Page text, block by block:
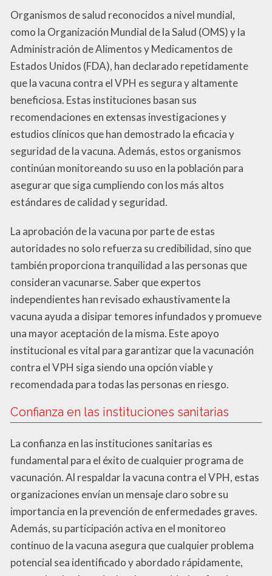
Organismos de salud reconocidos a nivel mundial,
como la Organización Mundial de la Salud (OMS) y la
Administración de Alimentos y Medicamentos de
Estados Unidos (FDA), han declarado repetidamente
que la vacuna contra el VPH es segura y altamente
beneficiosa. Estas instituciones basan sus
recomendaciones en extensas investigaciones y
estudios clínicos que han demostrado la eficacia y
seguridad de la vacuna. Además, estos organismos
continúan monitoreando su uso en la población para
asegurar que siga cumpliendo con los más altos
estándares de calidad y seguridad.
La aprobación de la vacuna por parte de estas
autoridades no solo refuerza su credibilidad, sino que
también proporciona tranquilidad a las personas que
consideran vacunarse. Saber que expertos
independientes han revisado exhaustivamente la
vacuna ayuda a disipar temores infundados y promueve
una mayor aceptación de la misma. Este apoyo
institucional es vital para garantizar que la vacunación
contra el VPH siga siendo una opción viable y
recomendada para todas las personas en riesgo.
Confianza en las instituciones sanitarias
La confianza en las instituciones sanitarias es
fundamental para el éxito de cualquier programa de
vacunación. Al respaldar la vacuna contra el VPH, estas
organizaciones envían un mensaje claro sobre su
importancia en la prevención de enfermedades graves.
Además, su participación activa en el monitoreo
continuo de la vacuna asegura que cualquier problema
potencial sea identificado y abordado rápidamente,